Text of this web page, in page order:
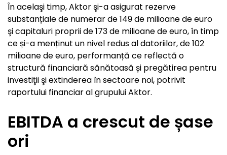
În acelaşi timp, Aktor şi-a asigurat rezerve
substanțiale de numerar de 149 de milioane de euro
şi capitaluri proprii de 173 de milioane de euro, în timp
ce și-a menținut un nivel redus al datoriilor, de 102
milioane de euro, performanță ce reflectă o
structură financiară sănătoasă și pregătirea pentru
investiţii şi extinderea în sectoare noi, potrivit
raportului financiar al grupului Aktor.
EBITDA a crescut de șase
ori